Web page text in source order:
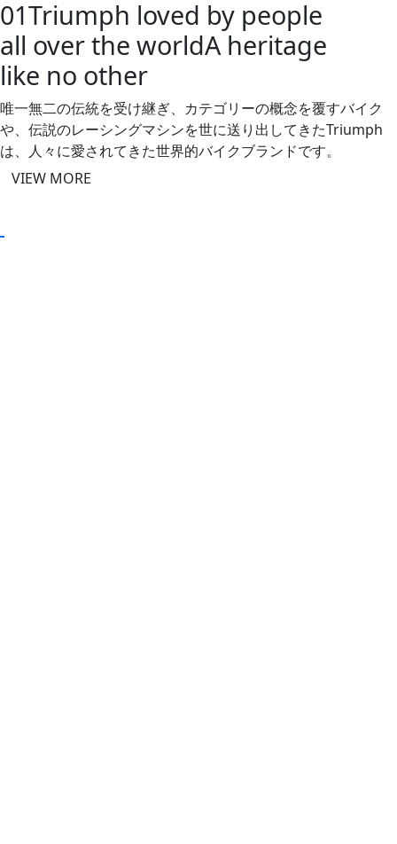
01Triumph loved by people
all over the worldA heritage
like no other
唯一無二の伝統を受け継ぎ、カテゴリーの概念を覆すバイク
や、 伝説のレーシングマシンを世に送り出してきたTriumph
は、 人々に愛されてきた世界的バイクブランドです。
VIEW MORE